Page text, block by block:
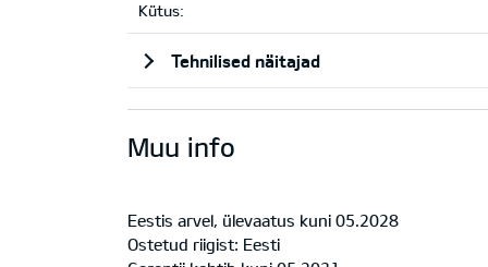
Kütus:
Tehnilised näitajad
Muu info
Eestis arvel, ülevaatus kuni 05.2028
Ostetud riigist: Eesti